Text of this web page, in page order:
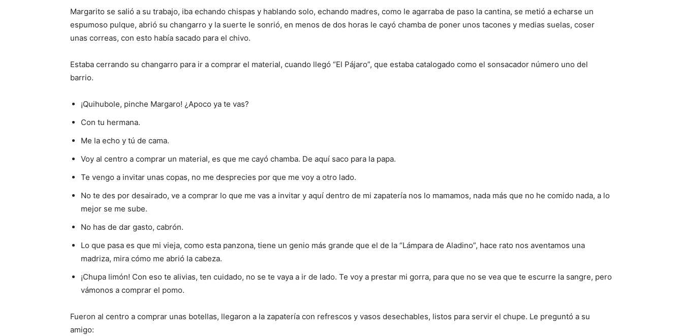
Margarito se salió a su trabajo, iba echando chispas y hablando solo, echando madres, como le agarraba de paso la cantina, se metió a echarse un
espumoso pulque, abrió su changarro y la suerte le sonrió, en menos de dos horas le cayó chamba de poner unos tacones y medias suelas, coser
unas correas, con esto había sacado para el chivo.
Estaba cerrando su changarro para ir a comprar el material, cuando llegó “El Pájaro”, que estaba catalogado como el sonsacador número uno del
barrio.
¡Quihubole, pinche Margaro! ¿Apoco ya te vas?
Con tu hermana.
Me la echo y tú de cama.
Voy al centro a comprar un material, es que me cayó chamba. De aquí saco para la papa.
Te vengo a invitar unas copas, no me desprecies por que me voy a otro lado.
No te des por desairado, ve a comprar lo que me vas a invitar y aquí dentro de mi zapatería nos lo mamamos, nada más que no he comido nada, a lo
mejor se me sube.
No has de dar gasto, cabrón.
Lo que pasa es que mi vieja, como esta panzona, tiene un genio más grande que el de la “Lámpara de Aladino”, hace rato nos aventamos una
madriza, mira cómo me abrió la cabeza.
¡Chupa limón! Con eso te alivias, ten cuidado, no se te vaya a ir de lado. Te voy a prestar mi gorra, para que no se vea que te escurre la sangre, pero
vámonos a comprar el pomo.
Fueron al centro a comprar unas botellas, llegaron a la zapatería con refrescos y vasos desechables, listos para servir el chupe. Le preguntó a su
amigo: